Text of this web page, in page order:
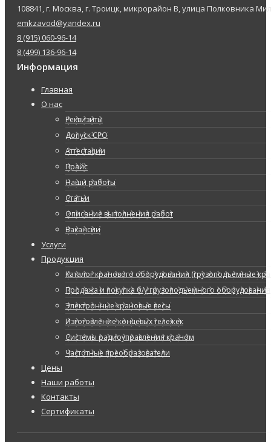
108841, г. Москва, г. Троицк, микрорайон В, улица Полковника
emkzavod@yandex.ru
8 (915) 060-96-14
8 (499) 136-96-14
Информация
Главная
О нас
Реквизиты
Допуск СРО
Аттестации
Прайс
Наши работы
Статьи
Описание выполнения работ
Вакансии
Услуги
Продукция
Каталог кранового оборудования (грузоподъемные
Продажа и покупка б/у грузоподъемного оборудования
Электронные крановые весы
Изготовление концевых тележек
Системы радиоуправления краном
Частотные преобразователи
Цены
Наши работы
Контакты
Сертификаты